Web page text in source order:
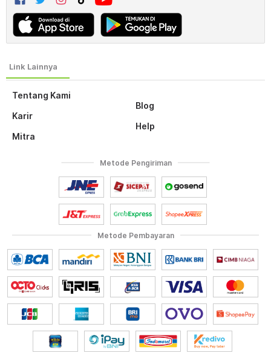
Tentang Kami
Karir
Mitra
Blog
Help
Metode Pembayaran
Metode Pengiriman